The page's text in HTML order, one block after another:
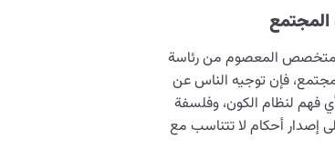
المتخصص المعصوم من رئاسة
فإن توجيه الناس عن
لنظام الكون، وفلسفة
إصدار أحكام لا تتناسب مع